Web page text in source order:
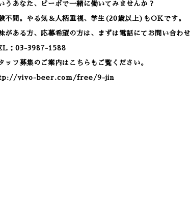
うあなた、ビーボで一緒に働いてみませんか？
不問。やる気＆人柄重視、学生(20歳以上)もOKです。
がある方、応募希望の方は、まずは電話にてお問い合わせ
：03-3987-1588
ッフ募集のご案内はこちらもご覧ください。
vivo-beer.com/free/9-jin